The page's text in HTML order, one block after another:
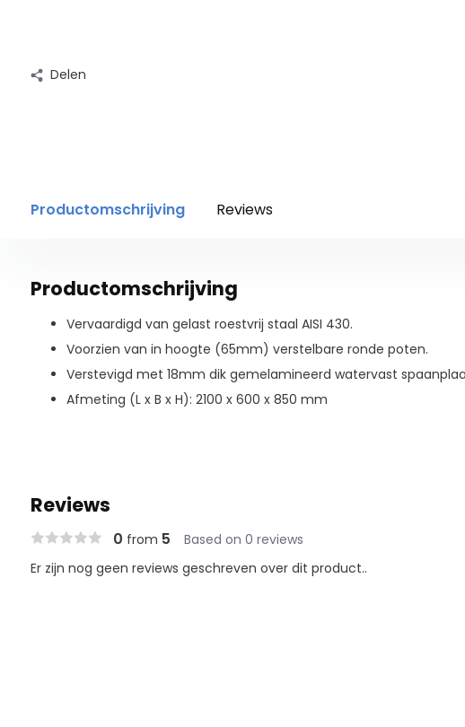
Delen
Productomschrijving Reviews
Productomschrijving
Vervaardigd van gelast roestvrij staal AISI 430.
Voorzien van in hoogte (65mm) verstelbare ronde poten.
Verstevigd met 18mm dik gemelamineerd watervast
Afmeting (L x B x H): 2100 x 600 x 850 mm
Reviews
0 from 5 Based on 0 reviews
Er zijn nog geen reviews geschreven over dit product..